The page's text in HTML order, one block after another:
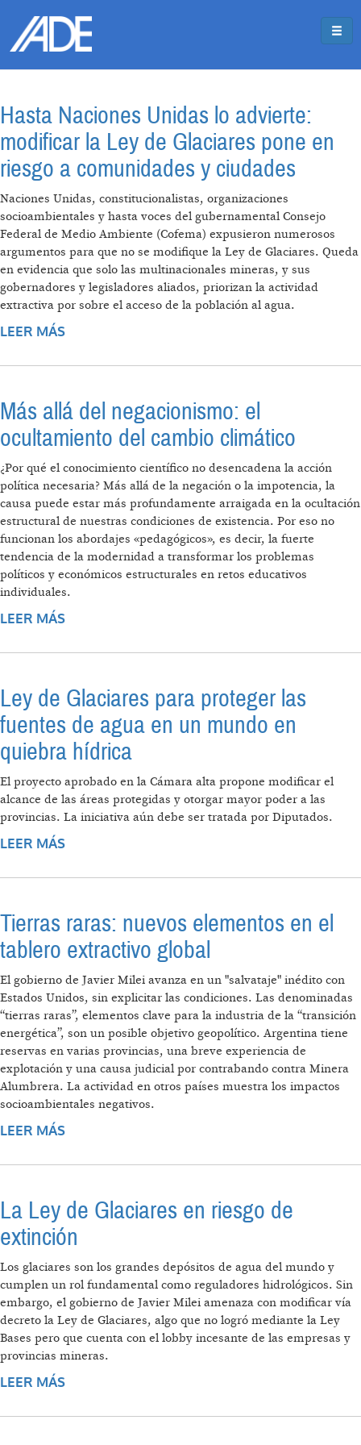
Hasta Naciones Unidas lo advierte:
modificar la Ley de Glaciares pone en
riesgo a comunidades y ciudades
Naciones Unidas, constitucionalistas, organizaciones
socioambientales y hasta voces del gubernamental Consejo
Federal de Medio Ambiente (Cofema) expusieron numerosos
argumentos para que no se modifique la Ley de Glaciares. Queda
en evidencia que solo las multinacionales mineras, y sus
gobernadores y legisladores aliados, priorizan la actividad
extractiva por sobre el acceso de la población al agua.
LEER MÁS
PONE EN RIESGO A COMUNIDADES Y
Más allá del negacionismo: el
ocultamiento del cambio climático
¿Por qué el conocimiento científico no desencadena la acción
política necesaria? Más allá de la negación o la impotencia, la
causa puede estar más profundamente arraigada en la ocultación
estructural de nuestras condiciones de existencia. Por eso no
funcionan los abordajes «pedagógicos», es decir, la fuerte
tendencia de la modernidad a transformar los problemas
políticos y económicos estructurales en retos educativos
individuales.
LEER MÁS
Ley de Glaciares para proteger las
fuentes de agua en un mundo en
quiebra hídrica
El proyecto aprobado en la Cámara alta propone modificar el
alcance de las áreas protegidas y otorgar mayor poder a las
provincias. La iniciativa aún debe ser tratada por Diputados.
LEER MÁS
QUIEBRA HÍDRICA
Tierras raras: nuevos elementos en el
tablero extractivo global
El gobierno de Javier Milei avanza en un "salvataje" inédito con
Estados Unidos, sin explicitar las condiciones. Las denominadas
“tierras raras”, elementos clave para la industria de la “transición
energética”, son un posible objetivo geopolítico. Argentina tiene
reservas en varias provincias, una breve experiencia de
explotación y una causa judicial por contrabando contra Minera
Alumbrera. La actividad en otros países muestra los impactos
socioambientales negativos.
LEER MÁS
GLOBAL
La Ley de Glaciares en riesgo de
extinción
Los glaciares son los grandes depósitos de agua del mundo y
cumplen un rol fundamental como reguladores hidrológicos. Sin
embargo, el gobierno de Javier Milei amenaza con modificar vía
decreto la Ley de Glaciares, algo que no logró mediante la Ley
Bases pero que cuenta con el lobby incesante de las empresas y
provincias mineras.
LEER MÁS